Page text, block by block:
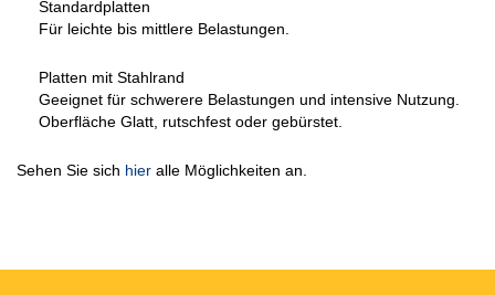
Standardplatten
Für leichte bis mittlere Belastungen.
Platten mit Stahlrand
Geeignet für schwerere Belastungen und intensive Nutzung.
Oberfläche Glatt, rutschfest oder gebürstet.
Sehen Sie sich hier alle Möglichkeiten an.